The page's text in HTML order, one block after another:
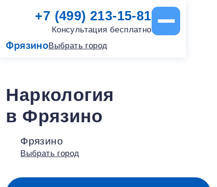
ФрязиноВыбрать город
+7 (499) 213-15-81
Консультация бесплатно
Наркология
в Фрязино
Фрязино
Выбрать город